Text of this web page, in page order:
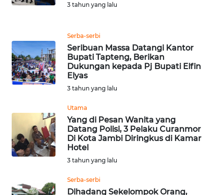
3 tahun yang lalu
Serba-serbi
Seribuan Massa Datangi Kantor
Bupati Tapteng, Berikan
Dukungan kepada Pj Bupati Elfin
Elyas
3 tahun yang lalu
Utama
Yang di Pesan Wanita yang
Datang Polisi, 3 Pelaku Curanmor
Di Kota Jambi Diringkus di Kamar
Hotel
3 tahun yang lalu
Serba-serbi
Dihadang Sekelompok Orang,
WN
TANJUNG
LESUNG
WN
SIMALUNGUN
WN
LABUHANBATU